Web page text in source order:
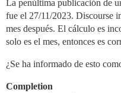
La penúltima publicación de
fue el 27/11/2023. Discourse
mes después. El cálculo es
solo es el mes, entonces es
¿Se ha informado de esto
Completion